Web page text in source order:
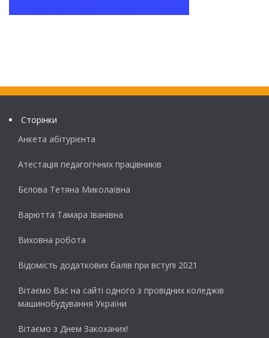
Сторінки
Анкета абітурієнта
Атестація педагогічних працівників
Бєлова Тетяна Миколаївна
Варютта Тамара Іванівна
Виховна робота
Відомість додаткових балів при вступі 2021
Вітаємо Вас на сайті одного з провідних коледжів
машинобудування України
Вітаємо з Днем Закоханих!